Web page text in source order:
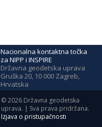
Nacionalna kontaktna točka
za NIPP i INSPIRE
Državna geodetska uprava
Gruška 20, 10 000 Zagreb,
Hrvatska
©2026 Državna geodetska
uprava. | Sva prava pridržana.
Izjava o pristupačnosti